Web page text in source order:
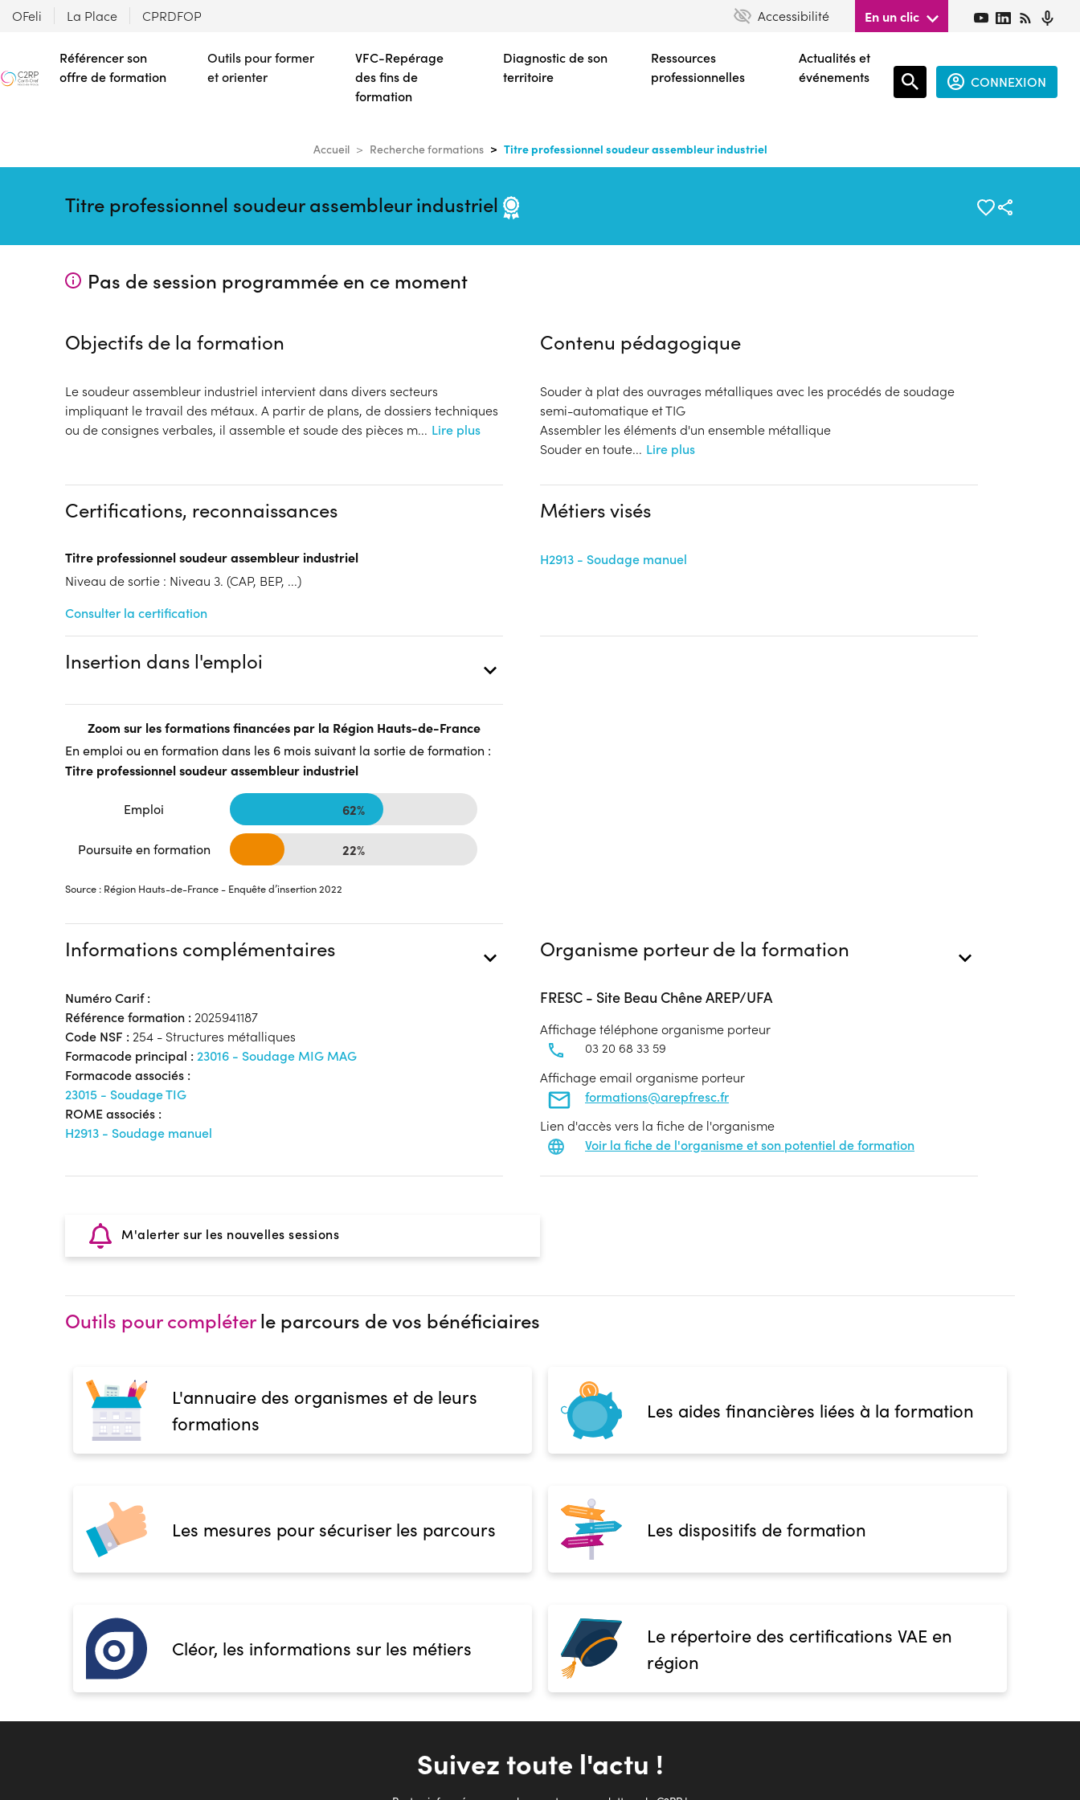
contenu
principal
OFeli La Place CPRDFOP Accessibilité En un clic
Référencer son
offre de formation
Outils pour former
et orienter
VFC-Repérage
des fins de
formation
Diagnostic de son
territoire
Ressources
professionnelles
Actualités et
événements
CONNEXION
Accueil Recherche formations Titre professionnel soudeur assembleur industriel
Titre professionnel soudeur assembleur industriel
Pas de session programmée en ce moment
Objectifs de la formation
Le soudeur assembleur industriel intervient dans divers secteurs
impliquant le travail des métaux. A partir de plans, de dossiers techniques
ou de consignes verbales, il assemble et soude des pièces m... Lire plus
Contenu pédagogique
Souder à plat des ouvrages métalliques avec les procédés de soudage
semi-automatique et TIG
Assembler les éléments d'un ensemble métallique
Souder en toute... Lire plus
Certifications, reconnaissances
Titre professionnel soudeur assembleur industriel
Niveau de sortie : Niveau 3. (CAP, BEP, ...)
Consulter la certification
Métiers visés
H2913 - Soudage manuel
Insertion dans l'emploi
Zoom sur les formations financées par la Région Hauts-de-France
En emploi ou en formation dans les 6 mois suivant la sortie de formation :
Titre professionnel soudeur assembleur industriel
Emploi 62%
Poursuite en formation 22%
Source : Région Hauts-de-France - Enquête d’insertion 2022
Informations complémentaires
Numéro Carif :
Référence formation : 2025941187
Code NSF : 254 - Structures métalliques
Formacode principal : 23016 - Soudage MIG MAG
Formacode associés :
23015 - Soudage TIG
ROME associés :
H2913 - Soudage manuel
Organisme porteur de la formation
FRESC - Site Beau Chêne AREP/UFA
Affichage téléphone organisme porteur
03 20 68 33 59
Affichage email organisme porteur
formations@arepfresc.fr
Lien d'accès vers la fiche de l'organisme
Voir la fiche de l'organisme et son potentiel de formation
M'alerter sur les nouvelles sessions
Outils pour compléterle parcours de vos bénéficiaires
L'annuaire des organismes et de leurs
formations
Les aides financières liées à la formation
Les mesures pour sécuriser les parcours Les dispositifs de formation
Cléor, les informations sur les métiers
Le répertoire des certifications VAE en
région
Suivez toute l'actu !